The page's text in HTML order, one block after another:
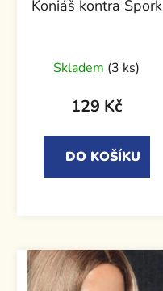
Koniáš kontra Špork
Skladem (3 ks)
129 Kč
DO KOŠÍKU